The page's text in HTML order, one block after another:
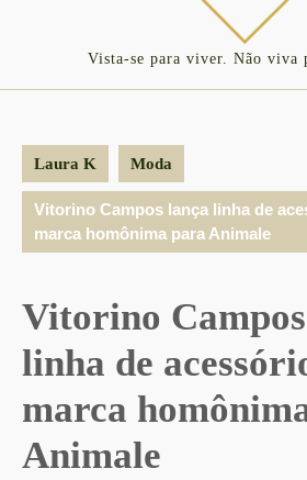
Vista-se para viver. Não viva
Laura K Moda
Vitorino Campos lança linha de
marca homônima para Animale
Vitorino
linha de
marca
Animale